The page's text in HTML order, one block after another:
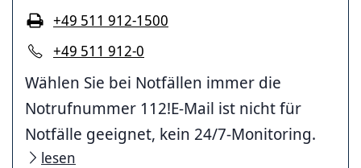
+49 511 912-0
+49 511 912-1500
Wählen Sie bei Notfällen immer die
Notrufnummer 112!E-Mail ist nicht für
Notfälle geeignet, kein 24/7-Monitoring.
lesen